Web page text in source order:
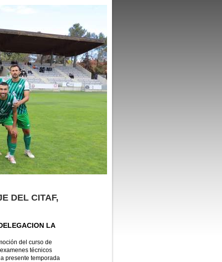
DEL CITAF,
LA
del curso de
técnicos
presente temporada